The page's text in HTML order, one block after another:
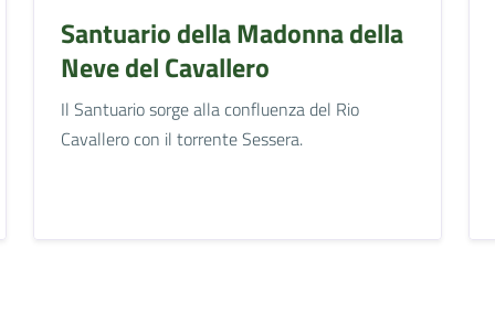
Santuario della Madonna della
Neve del Cavallero
Il Santuario sorge alla confluenza del Rio
Cavallero con il torrente Sessera.